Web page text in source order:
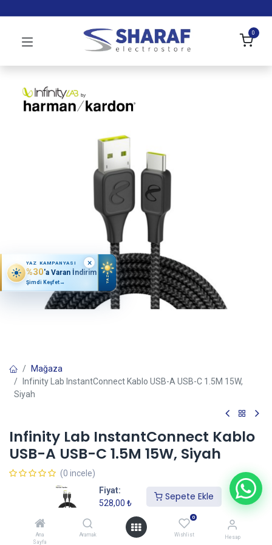
Fiyat:
528,00 ₺
Sepete Ekle
Ana
Sayfa
Aramak
0
Wishlist Hesap
0
Mağaza
Infinity Lab InstantConnect Kablo USB-A USB-C 1.5M 15W,
Siyah
Infinity Lab InstantConnect Kablo
USB-A USB-C 1.5M 15W, Siyah
(0 incele)
₺
Sepete Ekle
YAZ KAMPANYASI
%30'a Varan İndirim
Şimdi Keşfet→ YAZ
×